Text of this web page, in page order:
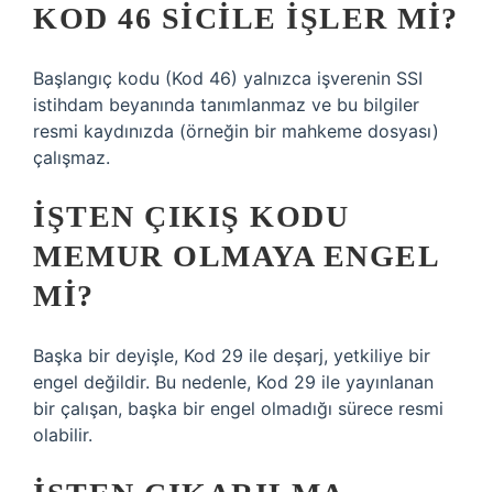
KOD 46 SICILE IŞLER MI?
Başlangıç ​​kodu (Kod 46) yalnızca işverenin SSI
istihdam beyanında tanımlanmaz ve bu bilgiler
resmi kaydınızda (örneğin bir mahkeme dosyası)
çalışmaz.
İŞTEN ÇIKIŞ KODU
MEMUR OLMAYA ENGEL
MI?
Başka bir deyişle, Kod 29 ile deşarj, yetkiliye bir
engel değildir. Bu nedenle, Kod 29 ile yayınlanan
bir çalışan, başka bir engel olmadığı sürece resmi
olabilir.